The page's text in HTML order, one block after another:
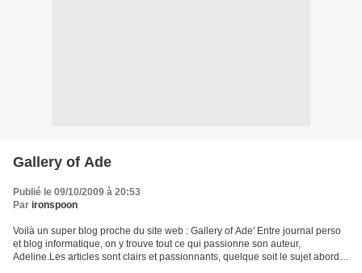
Gallery of Ade
Publié le 09/10/2009 à 20:53
Par ironspoon
Voilà un super blog proche du site web : Gallery of Ade' Entre journal perso
et blog informatique, on y trouve tout ce qui passionne son auteur,
Adeline.Les articles sont clairs et passionnants, quelque soit le sujet abordé.